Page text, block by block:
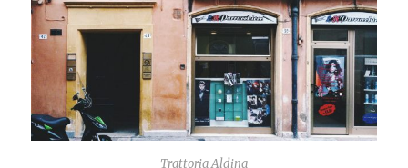
Trattoria Aldina